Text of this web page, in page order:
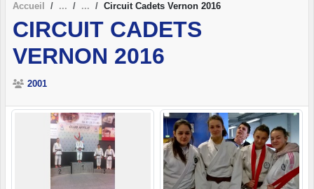
Accueil Circuit Cadets Vernon 2016
CIRCUIT CADETS
VERNON 2016
2001